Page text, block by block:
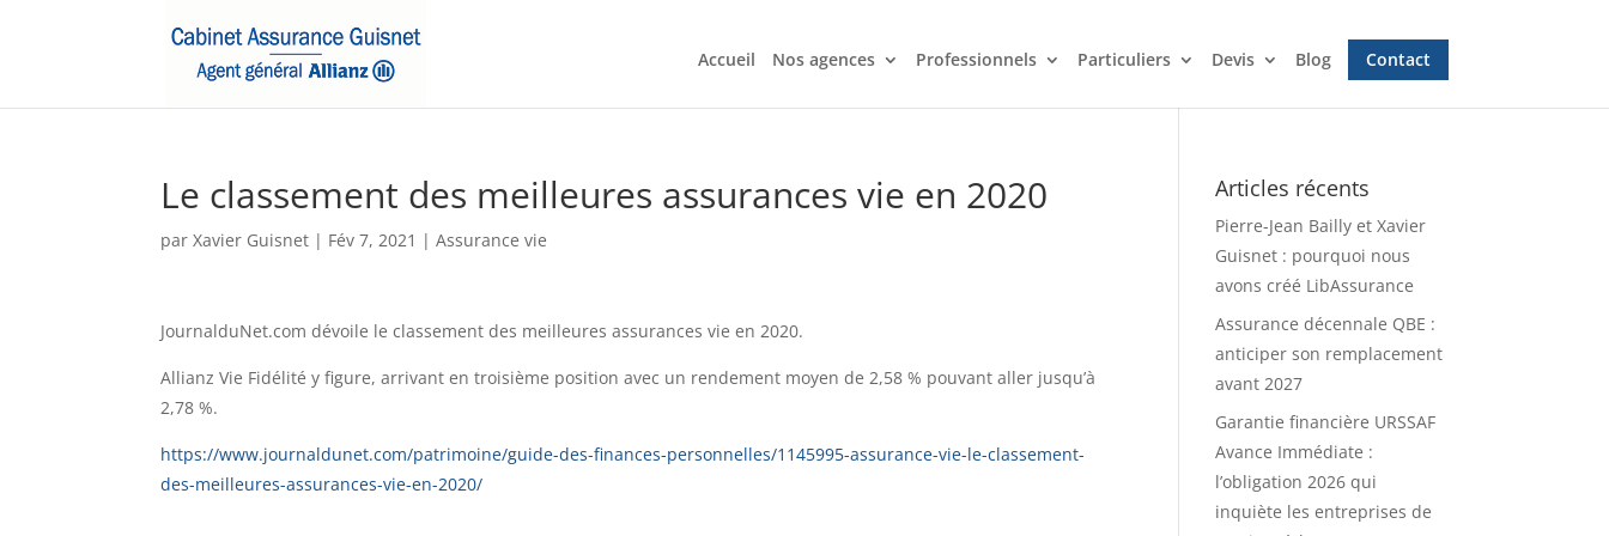
Accueil Nos agences Professionnels Particuliers Devis Blog Contact
Le classement des meilleures assurances vie en 2020
parXavier Guisnet | Fév 7, 2021 |Assurance vie
JournalduNet.com dévoile le classement des meilleures assurances vie en 2020.
Allianz Vie Fidélité y figure, arrivant en troisième position avec un rendement moyen de 2,58 % pouvant aller jusqu’à
2,78 %.
https://www.journaldunet.com/patrimoine/guide-des-finances-personnelles/1145995-assurance-vie-le-classement-
des-meilleures-assurances-vie-en-2020/
Articles récents
Pierre-Jean Bailly et Xavier
Guisnet : pourquoi nous
avons créé LibAssurance
Assurance décennale QBE :
anticiper son remplacement
avant 2027
Garantie financière URSSAF
Avance Immédiate :
l’obligation 2026 qui
inquiète les entreprises de